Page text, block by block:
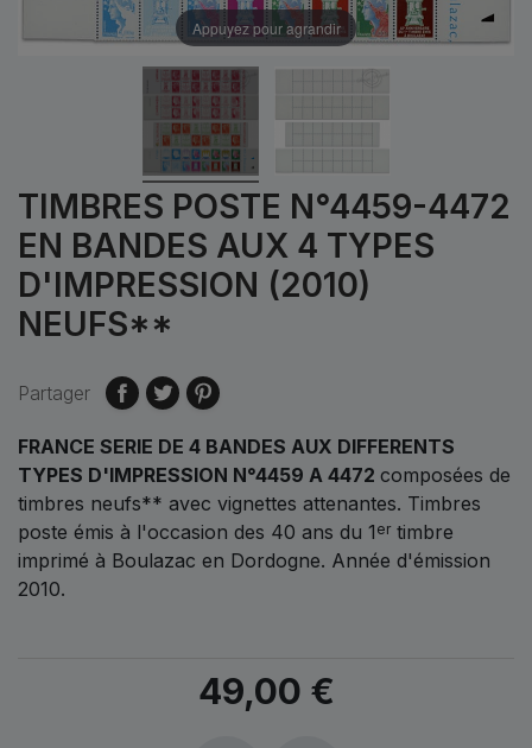
Appuyez pour agrandir
TIMBRES POSTE N°4459-4472
EN BANDES AUX 4 TYPES
D'IMPRESSION (2010)
NEUFS**
Partager
FRANCE SERIE DE 4 BANDES AUX DIFFERENTS
TYPES D'IMPRESSION N°4459 A 4472 composées de
timbres neufs** avec vignettes attenantes. Timbres
poste émis à l'occasion des 40 ans du 1 er timbre
imprimé à Boulazac en Dordogne. Année d'émission
2010.
49,00 €